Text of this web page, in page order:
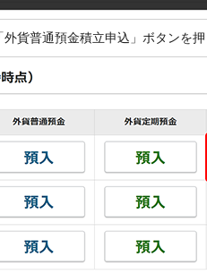
貨普通預金積立申込」ボタンを